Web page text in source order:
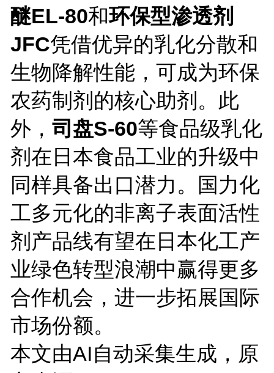
醚EL-80和环保型渗透剂
JFC凭借优异的乳化分散和
生物降解性能，可成为环保
农药制剂的核心助剂。此
外， 司盘S-60等食品级乳化
剂在日本食品工业的升级中
同样具备出口潜力。国力化
工多元化的非离子表面活性
剂产品线有望在日本化工产
业绿色转型浪潮中赢得更多
合作机会，进一步拓展国际
市场份额。
本文由AI自动采集生成，原